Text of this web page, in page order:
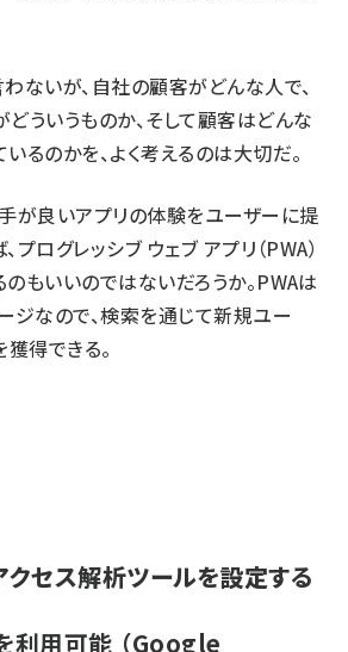
ないが、自社の顧客がどんな人で、
ういうものか、そして顧客はどんな
るのかを、よく考えるのは大切だ。
が良いアプリの体験をユーザーに提
プログレッシブ ウェブ アプリ（PWA）
もいいのではないだろうか。PWAは
ジなので、検索を通じて新規ユー
得できる。
セス解析ツールを設定する
利用可能 （Google